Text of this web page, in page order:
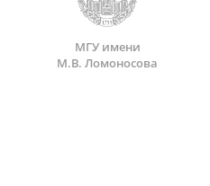
МГУ имени
М.В. Ломоносова